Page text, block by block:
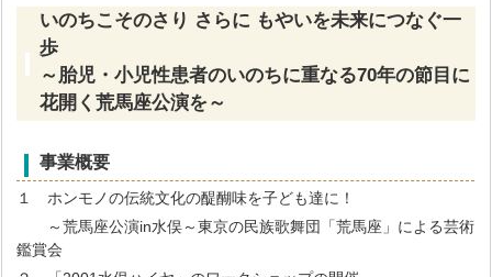
いのちこそのさり さらに もやいを未来につなぐ一
歩
～胎児・小児性患者のいのちに重なる70年の節目に
花開く荒馬座公演を～
事業概要
１ ホンモノの伝統文化の醍醐味を子ども達に！
～荒馬座公演in水俣～東京の民族歌舞団「荒馬座」による芸術
鑑賞会